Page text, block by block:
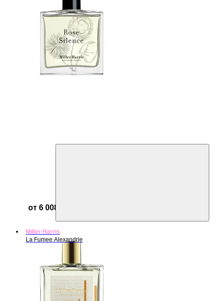
от 6 008 ₽
Miller Harris
La Fumee Alexandrie